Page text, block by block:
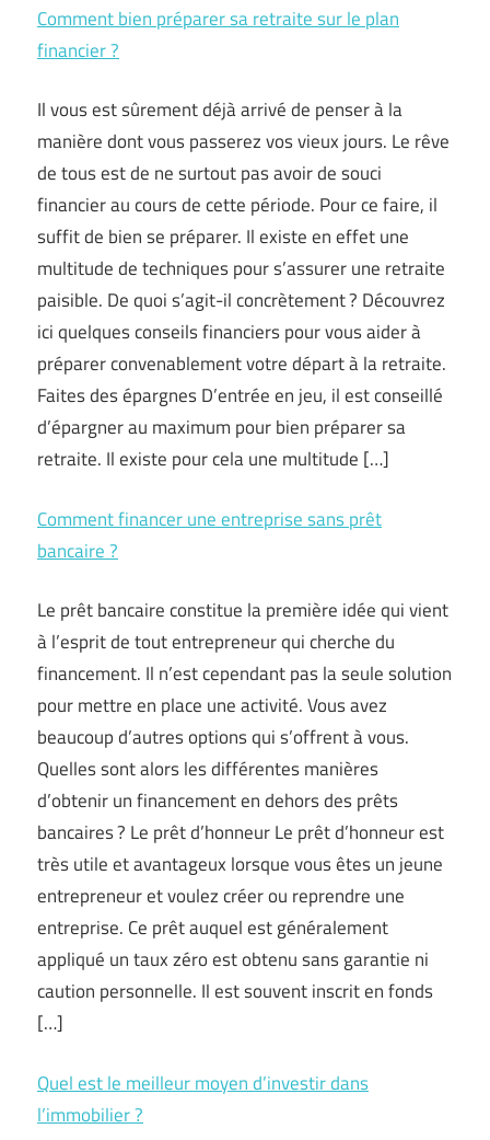
Comment bien préparer sa retraite sur le plan
financier ?
Il vous est sûrement déjà arrivé de penser à la
manière dont vous passerez vos vieux jours. Le rêve
de tous est de ne surtout pas avoir de souci
financier au cours de cette période. Pour ce faire, il
suffit de bien se préparer. Il existe en effet une
multitude de techniques pour s’assurer une retraite
paisible. De quoi s’agit-il concrètement ? Découvrez
ici quelques conseils financiers pour vous aider à
préparer convenablement votre départ à la retraite.
Faites des épargnes D’entrée en jeu, il est conseillé
d’épargner au maximum pour bien préparer sa
retraite. Il existe pour cela une multitude […]
Comment financer une entreprise sans prêt
bancaire ?
Le prêt bancaire constitue la première idée qui vient
à l’esprit de tout entrepreneur qui cherche du
financement. Il n’est cependant pas la seule solution
pour mettre en place une activité. Vous avez
beaucoup d’autres options qui s’offrent à vous.
Quelles sont alors les différentes manières
d’obtenir un financement en dehors des prêts
bancaires ? Le prêt d’honneur Le prêt d’honneur est
très utile et avantageux lorsque vous êtes un jeune
entrepreneur et voulez créer ou reprendre une
entreprise. Ce prêt auquel est généralement
appliqué un taux zéro est obtenu sans garantie ni
caution personnelle. Il est souvent inscrit en fonds
[…]
Quel est le meilleur moyen d’investir dans
l’immobilier ?